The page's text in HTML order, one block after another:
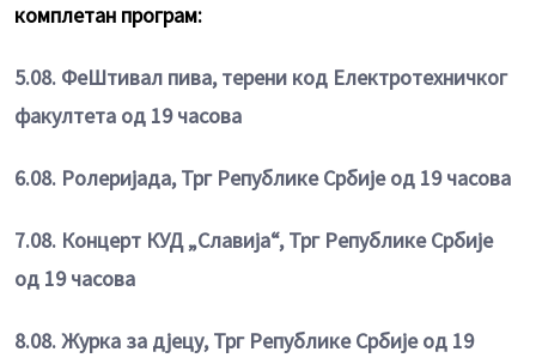
комплетан програм:
5.08. ФеШтивал пива, терени код Електротехничког
факултета од 19 часова
6.08. Ролеријада, Трг Републике Србије од 19 часова
7.08. Концерт КУД „Славија“, Трг Републике Србије
од 19 часова
8.08. Журка за дјецу, Трг Републике Србије од 19